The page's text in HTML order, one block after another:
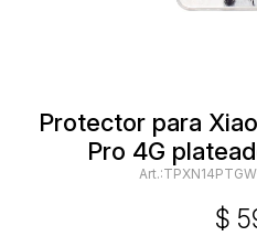
Protector para
Pro 4G
$